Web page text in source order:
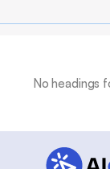
No headings